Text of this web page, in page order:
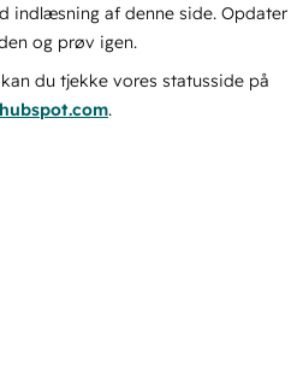
indlæsning af denne side. Opdater
og prøv igen.
du tjekke vores statusside på
.